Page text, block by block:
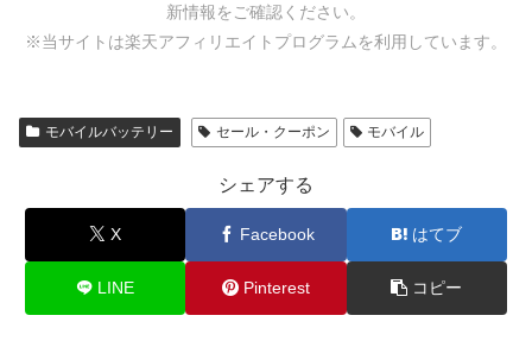
新情報をご確認ください。
※当サイトは楽天アフィリエイトプログラムを利用しています。
モバイルバッテリー セール・クーポン モバイル
シェアする
X Facebook はてブ
LINE Pinterest コピー